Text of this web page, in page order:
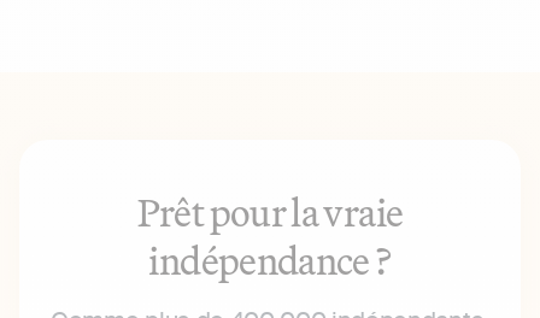
Prêt pour la vraie
indépendance ?